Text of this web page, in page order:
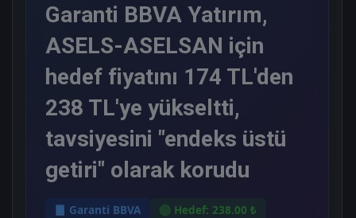
Garanti BBVA Yatırım,
ASELS-ASELSAN için
hedef fiyatını 174 TL'den
238 TL'ye yükseltti,
tavsiyesini "endeks üstü
getiri" olarak korudu
Garanti BBVA
Hedef: 238.00 ₺